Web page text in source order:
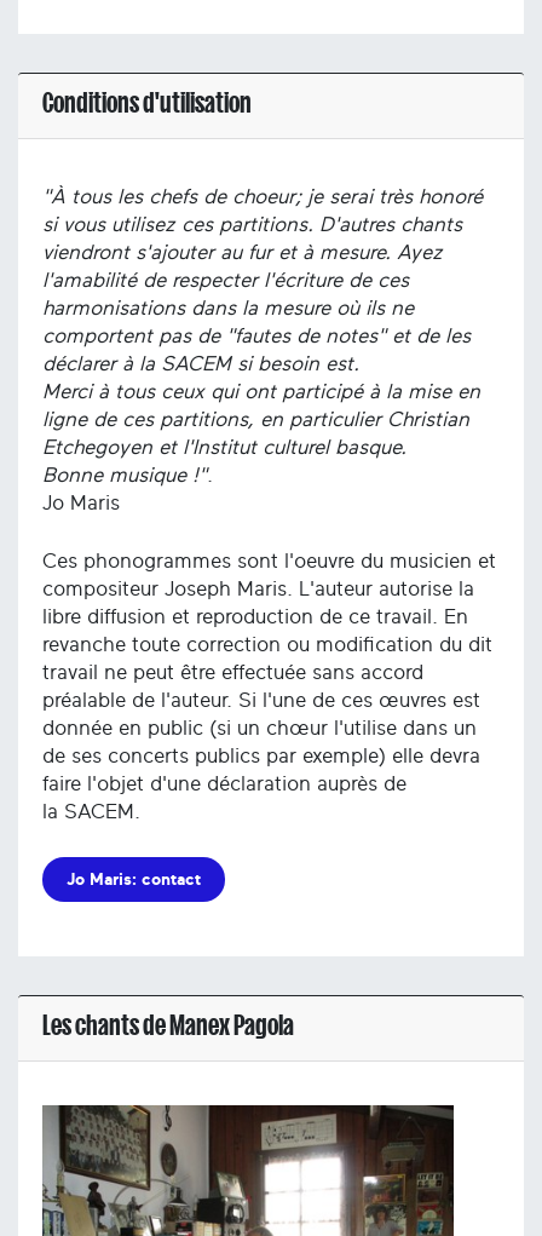
Conditions d'utilisation
"À tous les chefs de choeur; je serai très honoré
si vous utilisez ces partitions. D'autres chants
viendront s'ajouter au fur et à mesure. Ayez
l'amabilité de respecter l'écriture de ces
harmonisations dans la mesure où ils ne
comportent pas de "fautes de notes" et de les
déclarer à la SACEM si besoin est.
Merci à tous ceux qui ont participé à la mise en
ligne de ces partitions, en particulier Christian
Etchegoyen et l'Institut culturel basque.
Bonne musique !".
Jo Maris
Ces phonogrammes sont l'oeuvre du musicien et
compositeur Joseph Maris. L'auteur autorise la
libre diffusion et reproduction de ce travail. En
revanche toute correction ou modification du dit
travail ne peut être effectuée sans accord
préalable de l'auteur. Si l'une de ces œuvres est
donnée en public (si un chœur l'utilise dans un
de ses concerts publics par exemple) elle devra
faire l'objet d'une déclaration auprès de
la SACEM.
Jo Maris: contact
Les chants de Manex Pagola